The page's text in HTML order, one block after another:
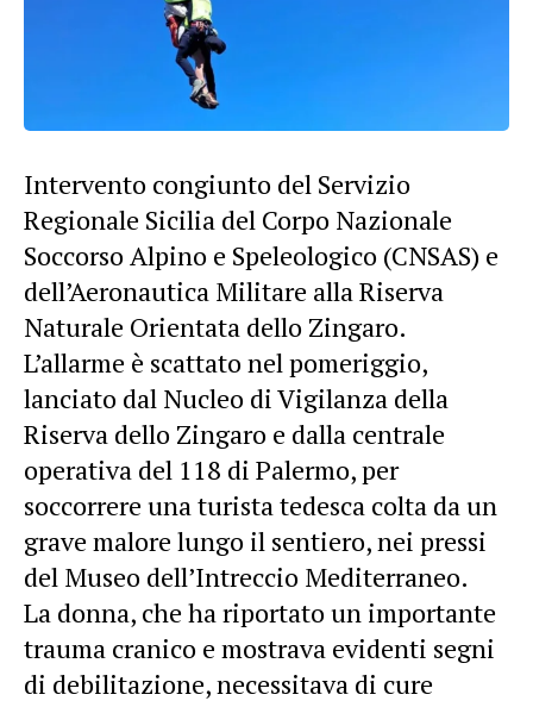
Intervento congiunto del Servizio
Regionale Sicilia del Corpo Nazionale
Soccorso Alpino e Speleologico (CNSAS) e
dell’Aeronautica Militare alla Riserva
Naturale Orientata dello Zingaro.
L’allarme è scattato nel pomeriggio,
lanciato dal Nucleo di Vigilanza della
Riserva dello Zingaro e dalla centrale
operativa del 118 di Palermo, per
soccorrere una turista tedesca colta da un
grave malore lungo il sentiero, nei pressi
del Museo dell’Intreccio Mediterraneo.
La donna, che ha riportato un importante
trauma cranico e mostrava evidenti segni
di debilitazione, necessitava di cure